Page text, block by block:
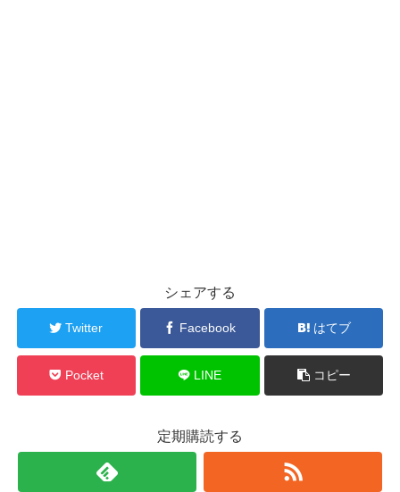
シェアする
Twitter Facebook はてブ
Pocket LINE コピー
定期購読する